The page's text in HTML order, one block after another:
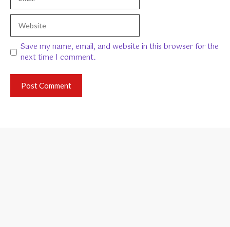
Website
Save my name, email, and website in this browser for the
next time I comment.